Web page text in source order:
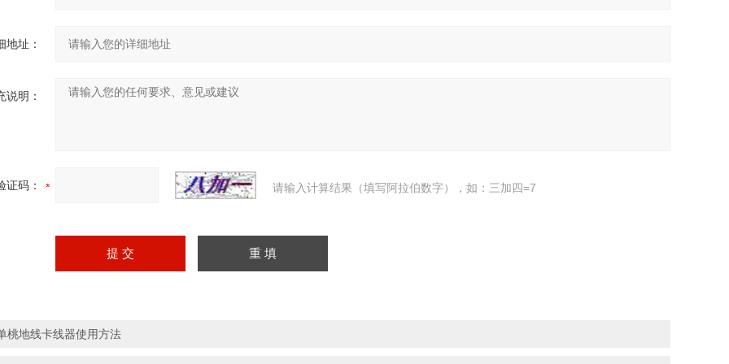
地址：
说明：
证码： 请输入计算结果（填写阿拉伯数字），如：三加四=7
桃地线卡线器使用方法